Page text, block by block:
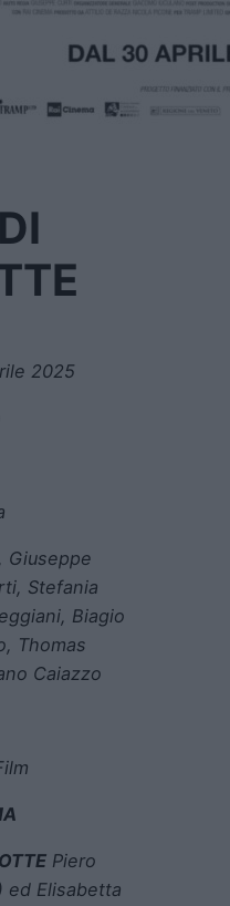
2025
, Giuseppe
, Stefania
, Biagio
, Thomas
Caiazzo
Piero
ed Elisabetta